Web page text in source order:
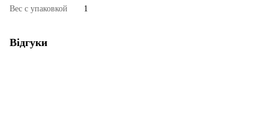
Вес с упаковкой
1
Відгуки